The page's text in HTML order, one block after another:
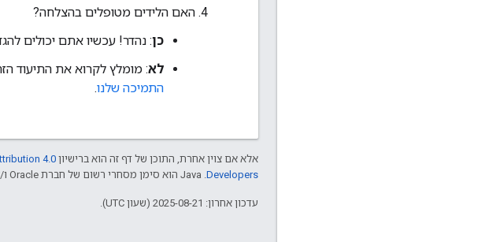
האם הלידים מטופלים בהצלחה?
כן: נהדר! עכשיו אתם יכולים
לא: מומלץ לקרוא את התיעוד
התמיכה שלנו.
אלא אם צוין אחרת, התוכן של דף זה הוא ברישיון4.0
Developers‏
עדכון אחרון: 2025-08-21 (שעון UTC).